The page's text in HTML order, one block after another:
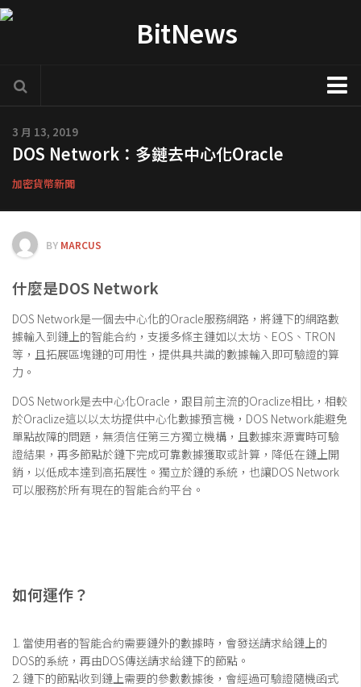
區塊鏈技術專欄
項目官方訊息
COTI
ICO評析
新手入門教學
交易所
區塊鏈應用
客座專欄
3 月 13, 2019
DOS Network：多鏈去中心化Oracle
加密貨幣新聞
BY MARCUS
什麼是DOS Network
DOS Network是一個去中心化的Oracle服務網路，將鏈下的網路數
據輸入到鏈上的智能合約，支援多條主鏈如以太坊、EOS、TRON
等，且拓展區塊鏈的可用性，提供具共識的數據輸入即可驗證的算
力。
DOS Network是去中心化Oracle，跟目前主流的Oraclize相比，相較
於Oraclize這以以太坊提供中心化數據預言機，DOS Network能避免
單點故障的問題，無須信任第三方獨立機構，且數據來源實時可驗
證結果，再多節點於鏈下完成可靠數據獲取或計算，降低在鏈上開
銷，以低成本達到高拓展性。獨立於鏈的系統，也讓DOS Network
可以服務於所有現在的智能合約平台。
如何運作？
1. 當使用者的智能合約需要鏈外的數據時，會發送請求給鏈上的
DOS的系統，再由DOS傳送請求給鏈下的節點。
2. 鏈下的節點收到鏈上需要的參數數據後，會經過可驗證隨機函式